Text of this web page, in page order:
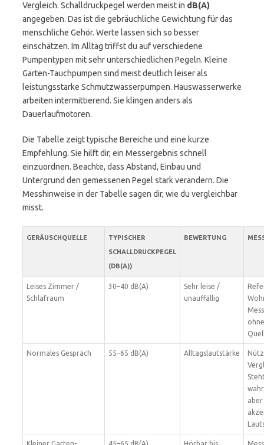
Vergleich. Schalldruckpegel werden meist in dB(A)
angegeben. Das ist die gebräuchliche Gewichtung für das
menschliche Gehör. Werte lassen sich so besser
einschätzen. Im Alltag triffst du auf verschiedene
Pumpentypen mit sehr unterschiedlichen Pegeln. Kleine
Garten-Tauchpumpen sind meist deutlich leiser als
leistungsstarke Schmutzwasserpumpen. Hauswasserwerke
arbeiten intermittierend. Sie klingen anders als
Dauerlaufmotoren.
Die Tabelle zeigt typische Bereiche und eine kurze
Empfehlung. Sie hilft dir, ein Messergebnis schnell
einzuordnen. Beachte, dass Abstand, Einbau und
Untergrund den gemessenen Pegel stark verändern. Die
Messhinweise in der Tabelle sagen dir, wie du vergleichbar
misst.
GERÄUSCHQUELLE
TYPISCHER
SCHALLDRUCKPEGEL
(DB(A))
BEWERTUNG
Leises Zimmer /
Schlafraum
30–40 dB(A)
Sehr leise /
unauffällig
Normales Gespräch 55–65 dB(A) Alltagslautstärke